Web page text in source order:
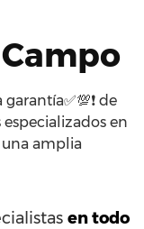
de
en
una amplia
en todo